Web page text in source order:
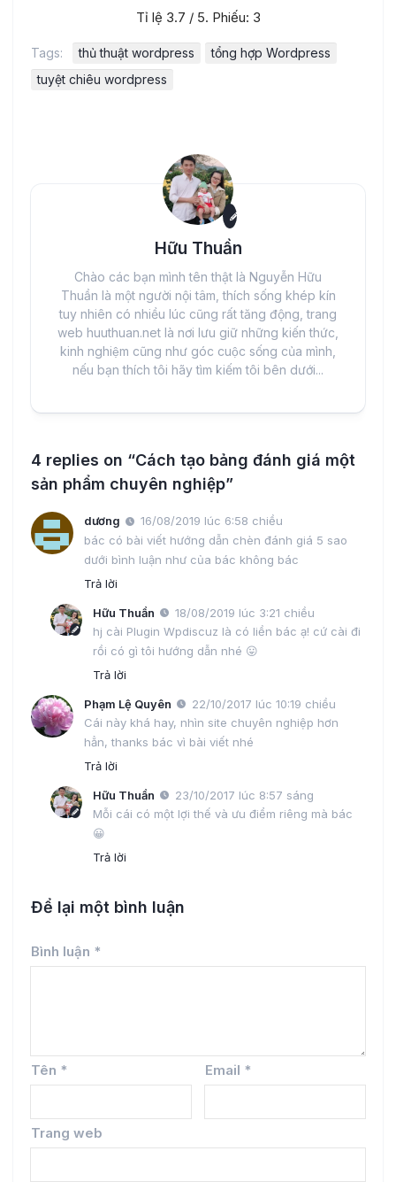
Tỉ lệ 3.7 / 5. Phiếu: 3
Tags: thủ thuật wordpress
tổng hợp Wordpress
tuyệt chiêu wordpress
Hữu Thuần
Chào các bạn mình tên thật là Nguyễn Hữu
Thuần là một người nội tâm, thích sống khép kín
tuy nhiên có nhiều lúc cũng rất tăng động, trang
web huuthuan.net là nơi lưu giữ những kiến thức,
kinh nghiệm cũng như góc cuộc sống của mình,
nếu bạn thích tôi hãy tìm kiếm tôi bên dưới...
4 replies on “Cách tạo bảng đánh giá một
sản phẩm chuyên nghiệp”
dương
16/08/2019 lúc 6:58 chiều
bác có bài viết hướng dẫn chèn đánh giá 5 sao
dưới bình luận như của bác không bác
Trả lời
Hữu Thuần
18/08/2019 lúc 3:21 chiều
hj cài Plugin Wpdiscuz là có liền bác ạ! cứ cài đi
rồi có gì tôi hướng dẫn nhé 😛
Trả lời
Phạm Lệ Quyên
22/10/2017 lúc 10:19 chiều
Cái này khá hay, nhìn site chuyên nghiệp hơn
hẳn, thanks bác vì bài viết nhé
Trả lời
Hữu Thuần
23/10/2017 lúc 8:57 sáng
Mỗi cái có một lợi thế và ưu điểm riêng mà bác
😀
Trả lời
Để lại một bình luận
Bình luận *
Tên * Email *
Trang web